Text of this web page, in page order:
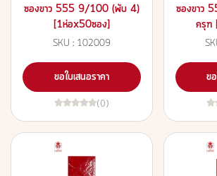
ซองขาว 555 9/100 (พับ 4)
[1ห่อx50ซอง]
SKU : 102009
ขอใบเสนอราคา
(0)
ซองขาว
ครุฑ
ข